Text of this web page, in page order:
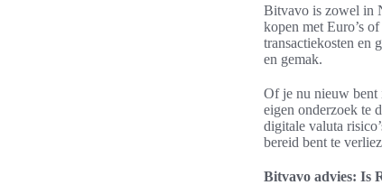
Bitvavo is zowel in
kopen met Euro’s
transactiekosten en
en gemak.
Of je nu nieuw bent
eigen onderzoek te
digitale valuta
bereid bent te
Bitvavo advies: Is